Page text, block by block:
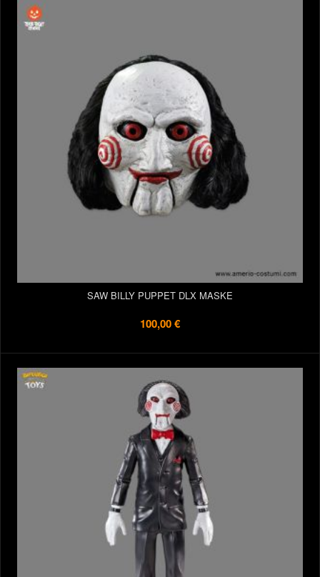
SAW BILLY PUPPET DLX MASKE
100,00 €